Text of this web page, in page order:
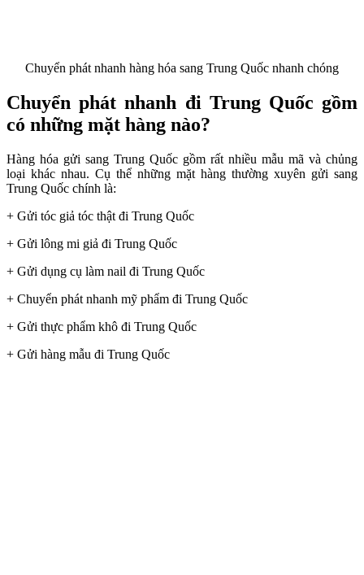
Chuyển phát nhanh hàng hóa sang Trung Quốc nhanh chóng
Chuyển phát nhanh đi Trung Quốc gồm
có những mặt hàng nào?
Hàng hóa gửi sang Trung Quốc gồm rất nhiều mẫu mã và chủng
loại khác nhau. Cụ thể những mặt hàng thường xuyên gửi sang
Trung Quốc chính là:
+ Gửi tóc giả tóc thật đi Trung Quốc
+ Gửi lông mi giả đi Trung Quốc
+ Gửi dụng cụ làm nail đi Trung Quốc
+ Chuyển phát nhanh mỹ phẩm đi Trung Quốc
+ Gửi thực phẩm khô đi Trung Quốc
+ Gửi hàng mẫu đi Trung Quốc